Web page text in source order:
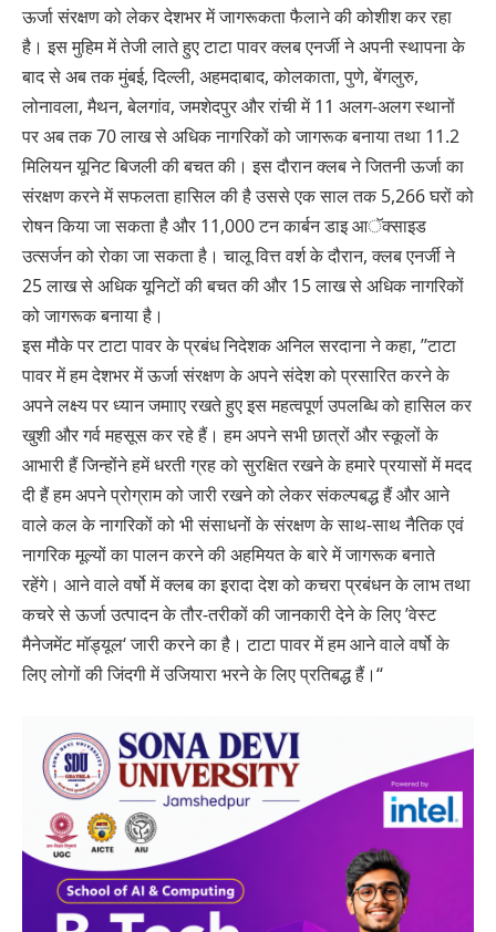
ऊर्जा संरक्षण को लेकर देशभर में जागरूकता फैलाने की कोशीश कर रहा
है। इस मुहिम में तेजी लाते हुए टाटा पावर क्लब एनर्जी ने अपनी स्थापना के
बाद से अब तक मुंबई, दिल्ली, अहमदाबाद, कोलकाता, पुणे, बेंगलुरु,
लोनावला, मैथन, बेलगांव, जमशेदपुर और रांची में 11 अलग-अलग स्थानों
पर अब तक 70 लाख से अधिक नागरिकों को जागरूक बनाया तथा 11.2
मिलियन यूनिट बिजली की बचत की। इस दौरान क्लब ने जितनी ऊर्जा का
संरक्षण करने में सफलता हासिल की है उससे एक साल तक 5,266 घरों को
रोषन किया जा सकता है और 11,000 टन कार्बन डाइ आॅक्साइड
उत्सर्जन को रोका जा सकता है। चालू वित्त वर्श के दौरान, क्लब एनर्जी ने
25 लाख से अधिक यूनिटों की बचत की और 15 लाख से अधिक नागरिकों
को जागरूक बनाया है।
इस मौके पर टाटा पावर के प्रबंध निदेशक अनिल सरदाना ने कहा, ’’टाटा
पावर में हम देशभर में ऊर्जा संरक्षण के अपने संदेश को प्रसारित करने के
अपने लक्ष्य पर ध्यान जमााए रखते हुए इस महत्वपूर्ण उपलब्धि को हासिल कर
खुशी और गर्व महसूस कर रहे हैं। हम अपने सभी छात्रों और स्कूलों के
आभारी हैं जिन्होंने हमें धरती ग्रह को सुरक्षित रखने के हमारे प्रयासों में मदद
दी हैं हम अपने प्रोग्राम को जारी रखने को लेकर संकल्पबद्ध हैं और आने
वाले कल के नागरिकों को भी संसाधनों के संरक्षण के साथ-साथ नैतिक एवं
नागरिक मूल्यों का पालन करने की अहमियत के बारे में जागरूक बनाते
रहेंगे। आने वाले वर्षो में क्लब का इरादा देश को कचरा प्रबंधन के लाभ तथा
कचरे से ऊर्जा उत्पादन के तौर-तरीकों की जानकारी देने के लिए ’वेस्ट
मैनेजमेंट माॅड्यूल‘ जारी करने का है। टाटा पावर में हम आने वाले वर्षो के
लिए लोगों की जिंदगी में उजियारा भरने के लिए प्रतिबद्ध हैं।‘‘